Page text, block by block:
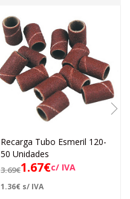
Recarga Tubo Esmeril 120-
50 Unidades
3.69€1.67€c/ IVA
1.36€ s/ IVA